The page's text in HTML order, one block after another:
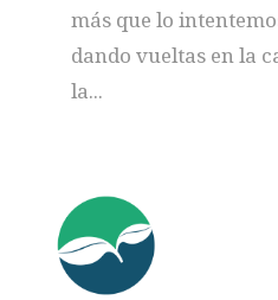
más que lo
dando vueltas en la
la...